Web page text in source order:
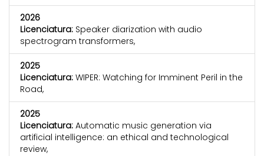
2026
Licenciatura: Speaker diarization with audio
spectrogram transformers,
2025
Licenciatura: WIPER: Watching for Imminent Peril in the
Road,
2025
Licenciatura: Automatic music generation via
artificial intelligence: an ethical and technological
review,